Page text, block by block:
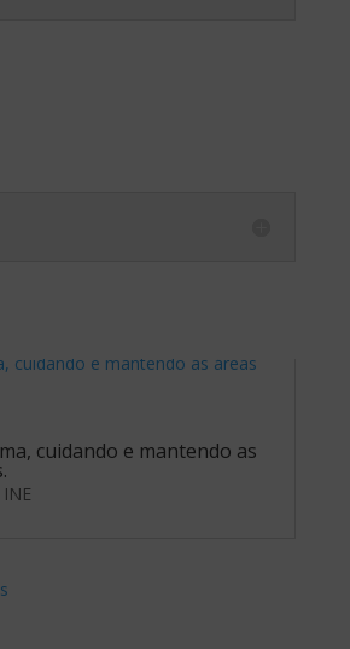
Aquático
cuidando e mantendo as
INE